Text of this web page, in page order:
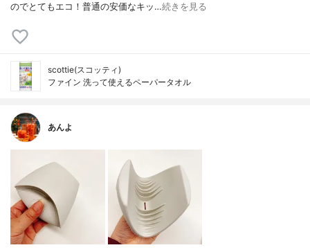
のでとてもエコ！普通の安価なキッ…続きを見る
scottie(スコッティ)
ファイン 洗って使えるペーパータオル
あんよ